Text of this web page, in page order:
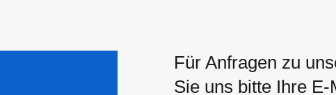
Für Anfragen zu
Sie uns bitte Ihre